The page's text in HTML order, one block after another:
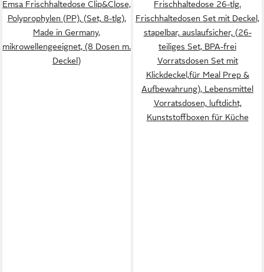
Emsa Frischhaltedose Clip&Close,
Polyprophylen (PP), (Set, 8-tlg),
Made in Germany,
mikrowellengeeignet, (8 Dosen m.
Deckel)
Frischhaltedose 26-tlg.
Frischhaltedosen Set mit Deckel,
stapelbar, auslaufsicher, (26-
teiliges Set, BPA-frei
Vorratsdosen Set mit
Klickdeckel,für Meal Prep &
Aufbewahrung), Lebensmittel
Vorratsdosen, luftdicht,
Kunststoffboxen für Küche